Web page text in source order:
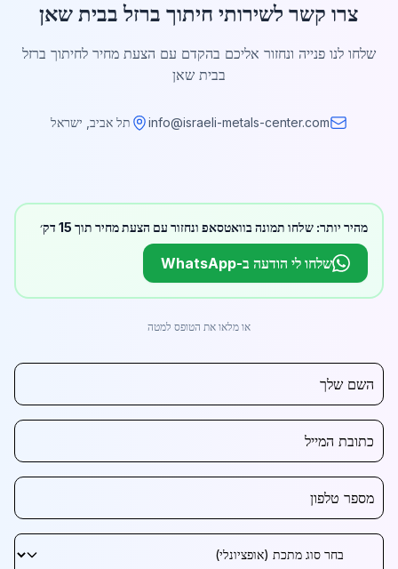
צרו קשר לשירותי חיתוך ברזל בבית שאן
שלחו לנו פנייה ונחזור אליכם בהקדם עם הצעת מחיר לחיתוך ברזל
בבית שאן
info@israeli-metals-center.com תל אביב, ישראל
מהיר יותר: שלחו תמונה בוואטסאפ ונחזור עם הצעת מחיר תוך 15 דק׳
שלחו לי הודעה ב-WhatsApp
או מלאו את הטופס למטה